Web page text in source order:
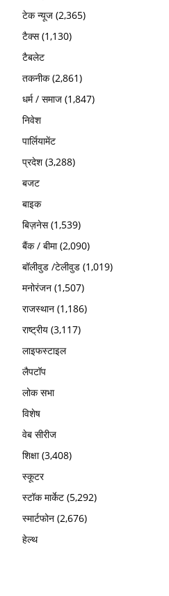
टेक न्यूज (2,365)
टैक्स(1,130)
टैबलेट
तकनीक(2,861)
धर्म / समाज (1,847)
निवेश
पार्लियामेंट
प्रदेश(3,288)
बजट
बाइक
बिज़नेस(1,539)
बैंक / बीमा(2,090)
बॉलीवुड /टेलीवुड (1,019)
मनोरंजन (1,507)
राजस्थान (1,186)
राष्ट्रीय (3,117)
लाइफस्टाइल
लैपटॉप
लोक सभा
विशेष
वेब सीरीज
शिक्षा(3,408)
स्कूटर
स्टॉक मार्केट (5,292)
स्मार्टफोन (2,676)
हेल्थ